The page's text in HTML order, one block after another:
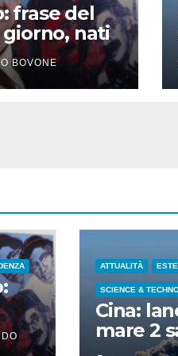
frase del
nati
BOVONE
nati
ATTUALITÀ
SCIENCE &
Cina:
mare 2